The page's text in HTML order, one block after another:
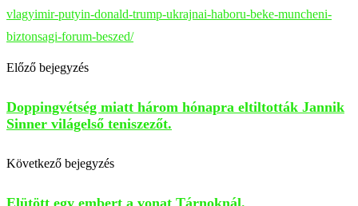
vlagyimir-putyin-donald-trump-ukrajnai-haboru-beke-muncheni-
biztonsagi-forum-beszed/
Előző bejegyzés
Doppingvétség miatt három hónapra eltiltották Jannik
Sinner világelső teniszezőt.
Következő bejegyzés